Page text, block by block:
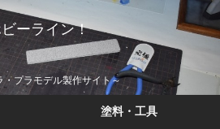
ーライン！
・プラモデル製作サイト～
塗料・工具